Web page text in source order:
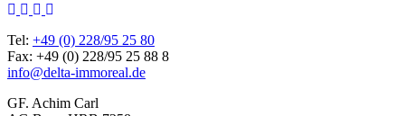
Tel: +49 (0) 228/95 25 80
Fax: +49 (0) 228/95 25 88 8
info@delta-immoreal.de
GF. Achim Carl